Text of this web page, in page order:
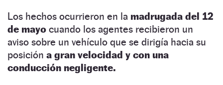
Los hechos ocurrieron en la madrugada del 12
de mayo cuando los agentes recibieron un
aviso sobre un vehículo que se dirigía hacia su
posición a gran velocidad y con una
conducción negligente.